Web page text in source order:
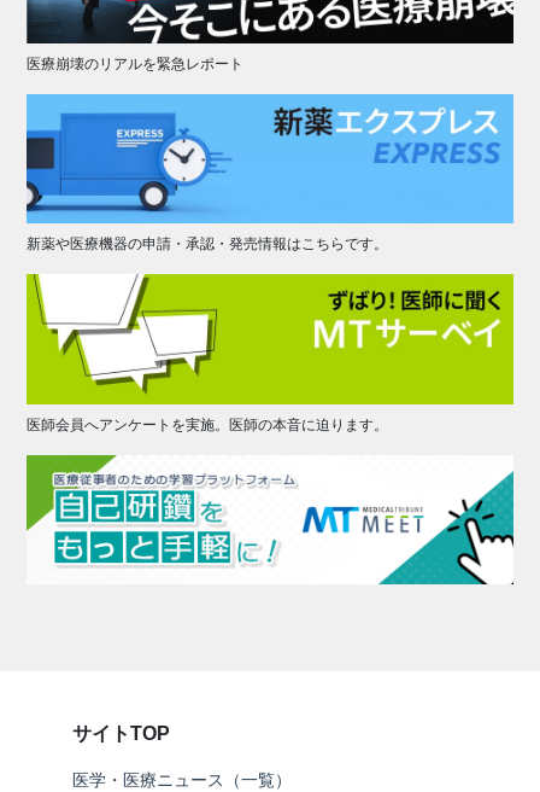
医療崩壊のリアルを緊急レポート
新薬や医療機器の申請・承認・発売情報はこちらです。
医師会員へアンケートを実施。医師の本音に迫ります。
サイトTOP
医学・医療ニュース（一覧）